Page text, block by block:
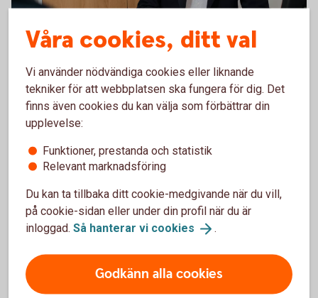
Boka möte
Nu kan du som är företagskund hos oss enkelt boka
ditt rådgivningsmöte själv.
Logga in i appen/Internetbanken.
Välj vilket möte som passar dig och hur du vill
träffa oss, via Teams eller besöka ett kontor.
Välj en tid som passar!
Våra cookies, ditt val
Vi använder nödvändiga cookies eller liknande
tekniker för att webbplatsen ska fungera för dig. Det
finns även cookies du kan välja som förbättrar din
upplevelse:
Funktioner, prestanda och statistik
Relevant marknadsföring
Du kan ta tillbaka ditt cookie-medgivande när du vill,
på cookie-sidan eller under din profil när du är
inloggad. Så hanterar vi cookies .
Godkänn alla cookies